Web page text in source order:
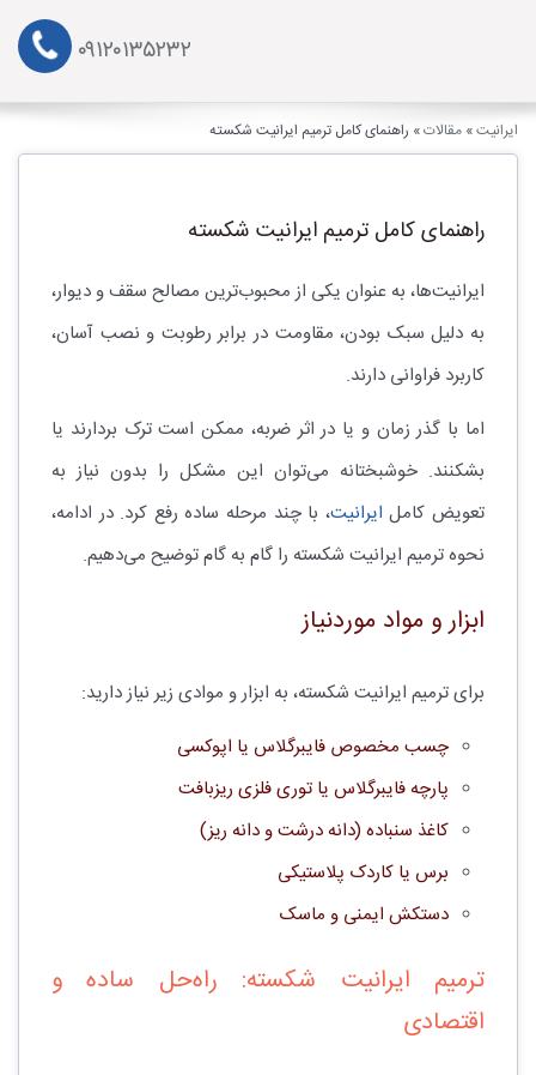
۰۹۱۲۰۱۳۵۲۳۲
ایرانیت» مقالات» راهنمای کامل ترمیم ایرانیت شکسته
راهنمای کامل ترمیم ایرانیت شکسته
ایرانیت‌ها، به عنوان یکی از محبوب‌ترین مصالح سقف و دیوار،
به دلیل سبک بودن، مقاومت در برابر رطوبت و نصب آسان،
کاربرد فراوانی دارند.
اما با گذر زمان و یا در اثر ضربه، ممکن است ترک بردارند یا
بشکنند. خوشبختانه می‌توان این مشکل را بدون نیاز به
تعویض کامل ایرانیت، با چند مرحله ساده رفع کرد. در ادامه،
نحوه ترمیم ایرانیت شکسته را گام به گام توضیح می‌دهیم.
ابزار و مواد موردنیاز
برای ترمیم ایرانیت شکسته، به ابزار و موادی زیر نیاز دارید:
چسب مخصوص فایبرگلاس یا اپوکسی
پارچه فایبرگلاس یا توری فلزی ریزبافت
کاغذ سنباده (دانه درشت و دانه ریز)
برس یا کاردک پلاستیکی
دستکش ایمنی و ماسک
ترمیم ایرانیت شکسته: راه‌حل ساده و
اقتصادی